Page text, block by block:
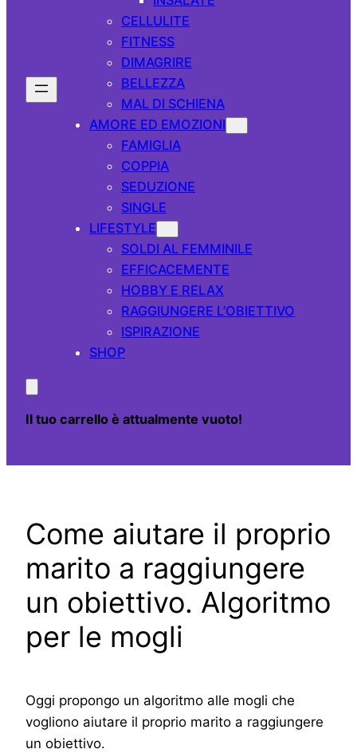
CELLULITE
FITNESS
DIMAGRIRE
BELLEZZA
MAL DI SCHIENA
AMORE ED EMOZIONI
FAMIGLIA
COPPIA
SEDUZIONE
SINGLE
LIFESTYLE
SOLDI AL FEMMINILE
EFFICACEMENTE
HOBBY E RELAX
RAGGIUNGERE L’OBIETTIVO
ISPIRAZIONE
SHOP
Il tuo carrello è attualmente vuoto!
Come aiutare il proprio
marito a raggiungere
un obiettivo. Algoritmo
per le mogli
Oggi propongo un algoritmo alle mogli che
vogliono aiutare il proprio marito a raggiungere
un obiettivo.